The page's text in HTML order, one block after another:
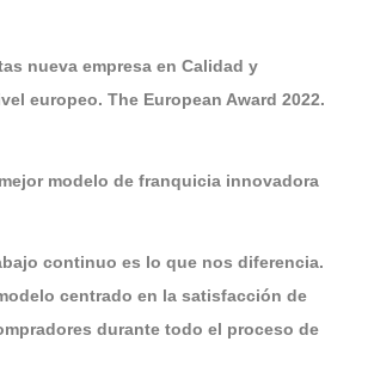
nueva empresa en Calidad y
europeo. The European Award 2022.
mejor modelo de franquicia innovadora
continuo es lo que nos diferencia.
centrado en la satisfacción de
durante todo el proceso de